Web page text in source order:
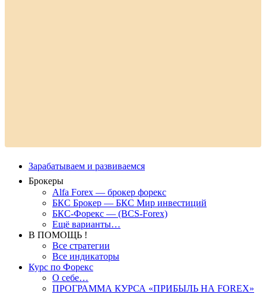
Зарабатываем и развиваемся
Брокеры
Alfa Forex — брокер форекс
БКС Брокер — БКС Мир инвестиций
БКС-Форекс — (BCS-Forex)
Ещё варианты…
В ПОМОЩЬ !
Все стратегии
Все индикаторы
Курс по Форекс
О себе…
ПРОГРАММА КУРСА «ПРИБЫЛЬ НА FOREX»